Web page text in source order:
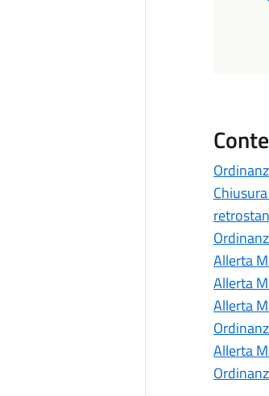
Allerta
Allerta
Allerta
Allerta